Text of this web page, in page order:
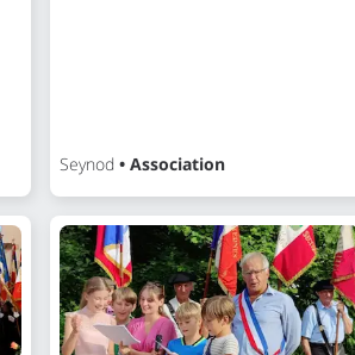
Seynod • Association